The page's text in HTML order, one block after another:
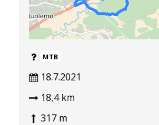
MTB
18.7.2021
18,4 km
317 m